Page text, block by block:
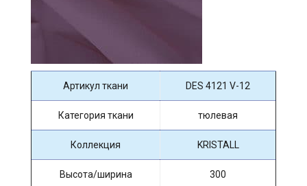
Артикул ткани DES 4121 V-12
Категория ткани тюлевая
Коллекция KRISTALL
Высота/ширина 300